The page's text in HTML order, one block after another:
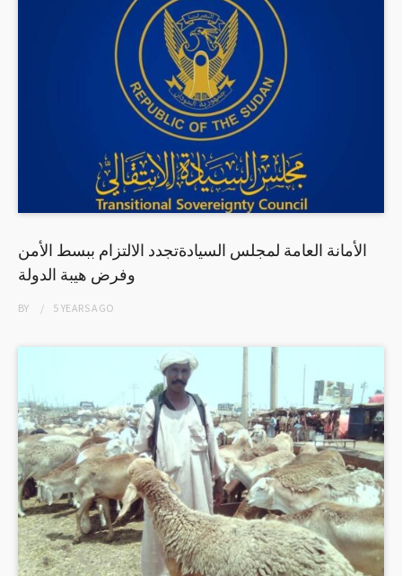
الأمانة العامة لمجلس السيادةتجدد الالتزام ببسط الأمن
وفرض هيبة الدولة
BY 5 YEARSAGO